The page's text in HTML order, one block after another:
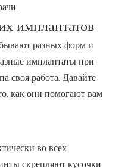
имплантатов
разных форм и
имплантаты при
своя работа. Давайте
как они помогают вам
во всех
скрепляют кусочки